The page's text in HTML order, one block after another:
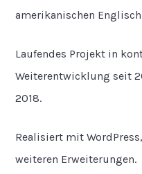
amerikanischen
Laufendes Projekt in
Weiterentwicklung seit
2018.
Realisiert mit
weiteren Erweiterungen.